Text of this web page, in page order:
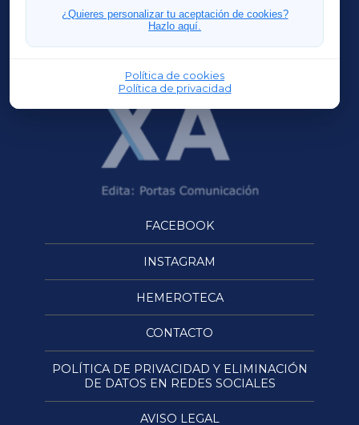
¿Quieres personalizar tu aceptación de cookies?
Hazlo aquí.
Política de cookies
Política de privacidad
FERROLXA
OURENSEXA
FACEBOOK
INSTAGRAM
HEMEROTECA
CONTACTO
POLÍTICA DE PRIVACIDAD Y ELIMINACIÓN
DE DATOS EN REDES SOCIALES
AVISO LEGAL